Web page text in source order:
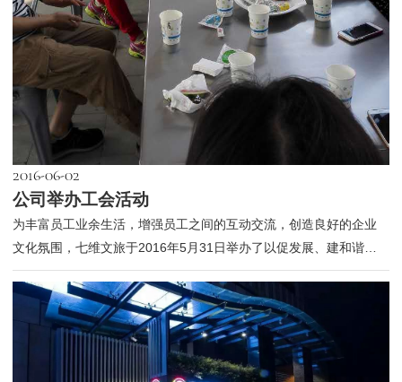
2016-06-02
公司举办工会活动
为丰富员工业余生活，增强员工之间的互动交流，创造良好的企业
文化氛围，七维文旅于2016年5月31日举办了以促发展、建和谐为
主题的工会...